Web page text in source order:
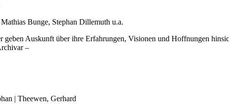
Bunge, Stephan Dillemuth u.a.
geben Auskunft über ihre Erfahrungen, Visionen und Hoffnungen
–
| Theewen, Gerhard